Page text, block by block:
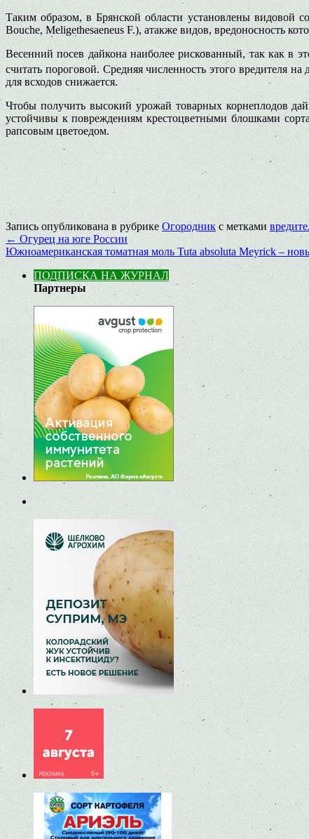
Таким образом, в Брянской области установлены видовой
Bouche, Meligethesaeneus F.), атакже видов, вредоносность
Весенний посев дайкона наиболее рискованный, так как в
считать пороговой. Средняя численность этого вредителя на
для всходов снижается.
Чтобы получить высокий урожай товарных корнеплодов
устойчивы к повреждениям крестоцветными блошками
рапсовым цветоедом.
Запись опубликована в рубрике Огородник с метками
←Огурец на юге России
Южноамериканская томатная моль Tuta absoluta Meyrick –
ПОДПИСКА НА ЖУРНАЛ
Партнеры